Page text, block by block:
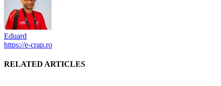
Eduard
https://e-crap.ro
RELATED ARTICLES